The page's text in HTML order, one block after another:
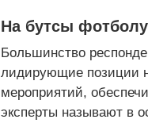
На бутсы фотболу
Большинство
лидирующие позиции
мероприятий,
эксперты называют в